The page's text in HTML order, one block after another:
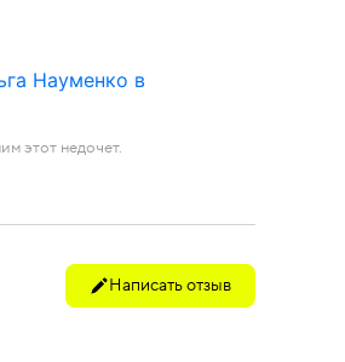
Науменко в
этот недочет.
Написать отзыв